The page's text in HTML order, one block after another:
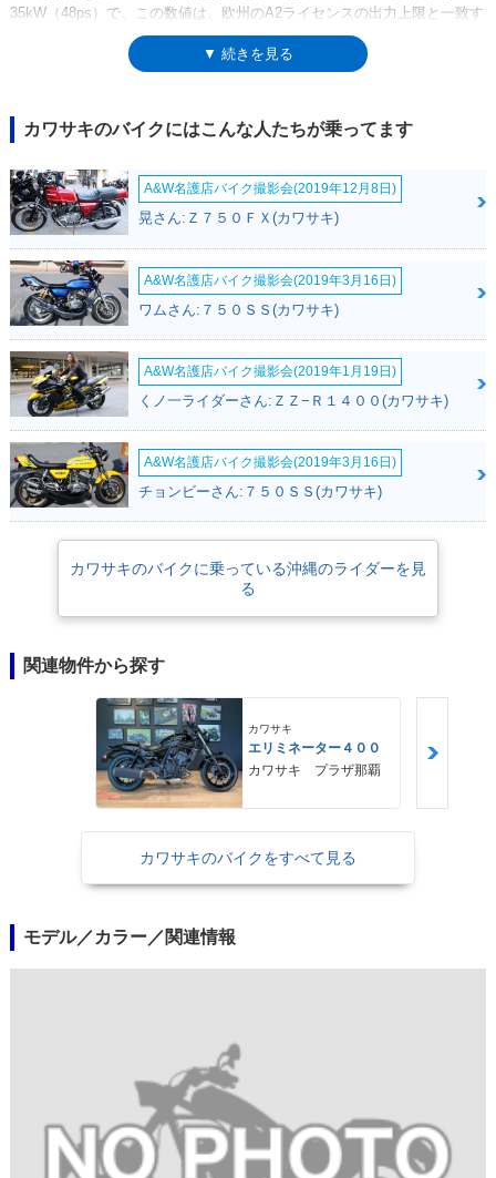
35kW（48ps）で、この数値は、欧州のA2ライセンスの出力上限と一致す
るもの（欧州では、日本のような排気量ではなく最高出力が基準になって
いた）。ミッションは6速リターン式で、フロント18インチ、リア16イン
器を標準装備。カワサキの400ccクラスとして、標準装備は初めてのこと
だった。同じタイミングで、ヘッドライトカウルを備えたエリミネーター
SEも登場した（別車種として項を分けた）。※2023年に発売されたエリ
ミネーターの正式なモデル名には、「400」という数字表記はないが、か
つて様々な排気量で展開されたシリーズとの混同を避けるため、バイクブ
ロスではエリミネーター400として登録した。
▼ 続きを見る
カワサキのバイクにはこんな人たちが乗ってます
A&W名護店バイク撮影会(2019年12月8日)
晃さん:Ｚ７５０ＦＸ(カワサキ)
A&W名護店バイク撮影会(2019年3月16日)
ワムさん:７５０ＳＳ(カワサキ)
A&W名護店バイク撮影会(2019年1月19日)
くノ一ライダーさん:ＺＺ−Ｒ１４００(カワサキ)
A&W名護店バイク撮影会(2019年3月16日)
チョンビーさん:７５０ＳＳ(カワサキ)
カワサキのバイクに乗っている沖縄のライダーを見
る
関連物件から探す
カワサキ
エリミネーター４００
カワサキ プラザ那覇
カワサキのバイクをすべて見る
モデル／カラー／関連情報